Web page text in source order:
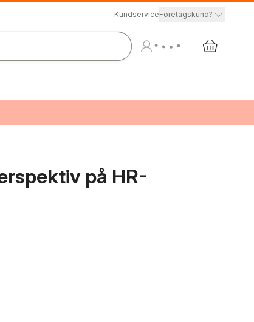
KundserviceFöretagskund?
på HR-